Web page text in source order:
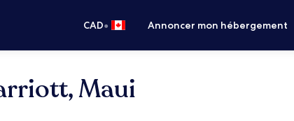
CAD• Annoncer mon hébergement
Maui